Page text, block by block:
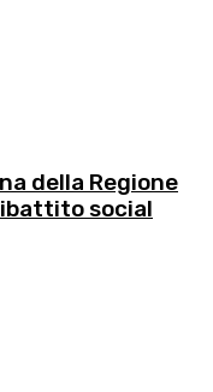
della Regione
social